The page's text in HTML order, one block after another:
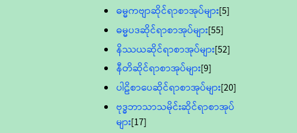
ဓမ္မကဗျာဆိုင်ရာစာအုပ်များ[5]
ဓမ္မပဒဆိုင်ရာစာအုပ်များ[55]
နိဿယဆိုင်ရာစာအုပ်များ[52]
နီတိဆိုင်ရာစာအုပ်များ[9]
ပါဠိစာပေဆိုင်ရာစာအုပ်များ[20]
ဗုဒ္ဓဘာသာသမိုင်းဆိုင်ရာစာအုပ်
များ[17]